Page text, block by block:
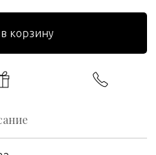
корзину